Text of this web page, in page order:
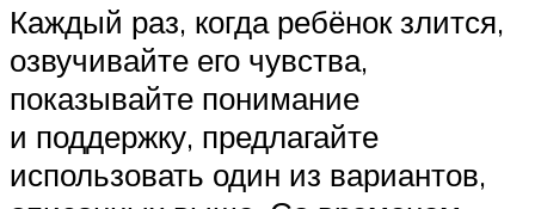
Каждый раз, когда ребёнок злится,
озвучивайте его чувства,
показывайте понимание
и поддержку, предлагайте
использовать один из вариантов,